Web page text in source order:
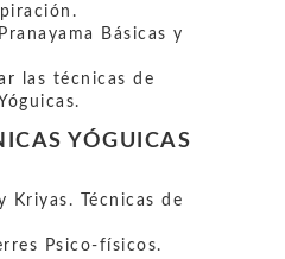
Básicas y
las técnicas de
YÓGUICAS
Kriyas. Técnicas de
Psico-físicos.